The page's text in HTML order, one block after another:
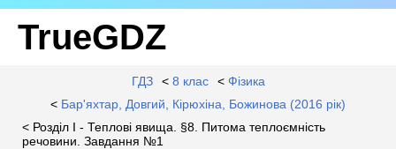
TrueGDZ
ГДЗ < 8 клас < Фізика
< Бар'яхтар, Довгий, Кірюхіна, Божинова (2016 рік)
< Розділ I - Теплові явища. §8. Питома теплоємність
речовини. Завдання №1